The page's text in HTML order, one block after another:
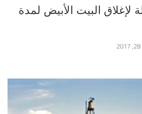
لإغلاق البيت الأبيض لمدة